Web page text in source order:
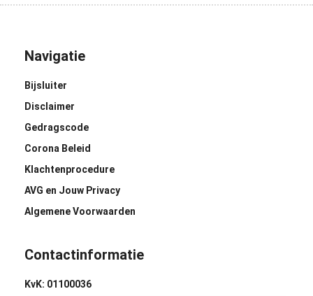
Navigatie
Bijsluiter
Disclaimer
Gedragscode
Corona Beleid
Klachtenprocedure
AVG en Jouw Privacy
Algemene Voorwaarden
Contactinformatie
KvK: 01100036